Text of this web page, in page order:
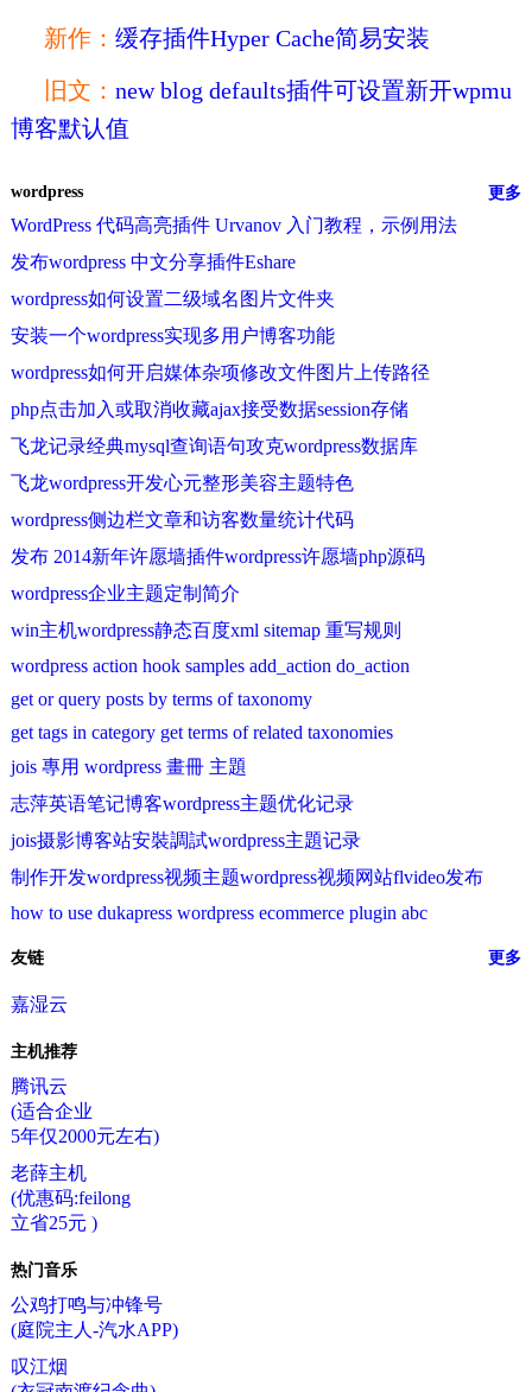
新作： 缓存插件Hyper Cache简易安装
旧文： new blog defaults插件可设置新开wpmu
博客默认值
wordpress 更多
WordPress 代码高亮插件 Urvanov 入门教程，示例用法
发布wordpress 中文分享插件Eshare
wordpress如何设置二级域名图片文件夹
安装一个wordpress实现多用户博客功能
wordpress如何开启媒体杂项修改文件图片上传路径
php点击加入或取消收藏ajax接受数据session存储
飞龙记录经典mysql查询语句攻克wordpress数据库
飞龙wordpress开发心元整形美容主题特色
wordpress侧边栏文章和访客数量统计代码
发布 2014新年许愿墙插件wordpress许愿墙php源码
wordpress企业主题定制简介
win主机wordpress静态百度xml sitemap 重写规则
wordpress action hook samples add_action do_action
get or query posts by terms of taxonomy
get tags in category get terms of related taxonomies
jois 專用 wordpress 畫冊 主題
志萍英语笔记博客wordpress主题优化记录
jois摄影博客站安裝調試wordpress主題记录
制作开发wordpress视频主题wordpress视频网站flvideo发布
how to use dukapress wordpress ecommerce plugin abc
友链 更多
嘉湿云
主机推荐
腾讯云
(适合企业
5年仅2000元左右)
老薛主机
(优惠码:feilong
立省25元 )
热门音乐
公鸡打鸣与冲锋号
(庭院主人-汽水APP)
叹江烟